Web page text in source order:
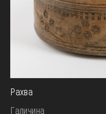
Рахва
Галичина